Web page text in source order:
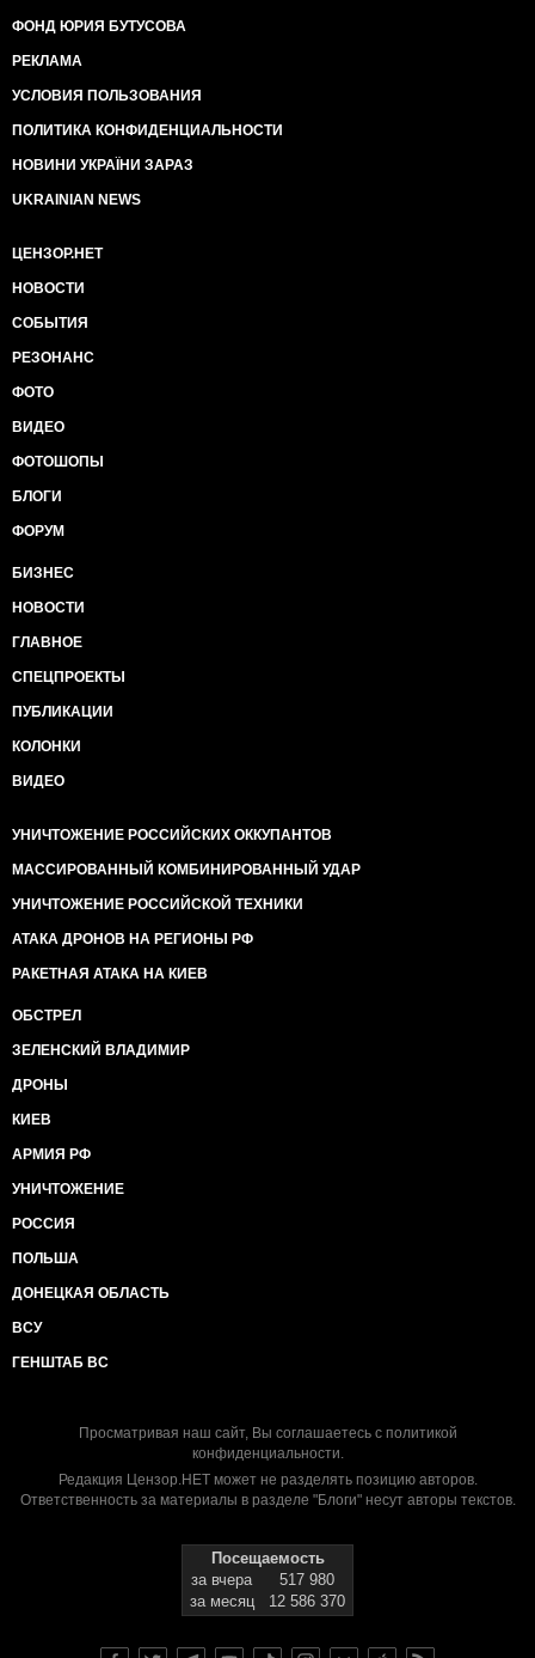
ФОНД ЮРИЯ БУТУСОВА
РЕКЛАМА
УСЛОВИЯ ПОЛЬЗОВАНИЯ
ПОЛИТИКА КОНФИДЕНЦИАЛЬНОСТИ
НОВИНИ УКРАЇНИ ЗАРАЗ
UKRAINIAN NEWS
ЦЕНЗОР.НЕТ
НОВОСТИ
СОБЫТИЯ
РЕЗОНАНС
ФОТО
ВИДЕО
ФОТОШОПЫ
БЛОГИ
ФОРУМ
БИЗНЕС
НОВОСТИ
ГЛАВНОЕ
СПЕЦПРОЕКТЫ
ПУБЛИКАЦИИ
КОЛОНКИ
ВИДЕО
УНИЧТОЖЕНИЕ РОССИЙСКИХ ОККУПАНТОВ
МАССИРОВАННЫЙ КОМБИНИРОВАННЫЙ УДАР
УНИЧТОЖЕНИЕ РОССИЙСКОЙ ТЕХНИКИ
АТАКА ДРОНОВ НА РЕГИОНЫ РФ
РАКЕТНАЯ АТАКА НА КИЕВ
ОБСТРЕЛ
ЗЕЛЕНСКИЙ ВЛАДИМИР
ДРОНЫ
КИЕВ
АРМИЯ РФ
УНИЧТОЖЕНИЕ
РОССИЯ
ПОЛЬША
ДОНЕЦКАЯ ОБЛАСТЬ
ВСУ
ГЕНШТАБ ВС
Просматривая наш сайт, Вы соглашаетесь с политикой
конфиденциальности.
Редакция Цензор.НЕТ может не разделять позицию авторов.
Ответственность за материалы в разделе "Блоги" несут авторы текстов.
Посещаемость
за вчера
517 980
за месяц
12 586 370